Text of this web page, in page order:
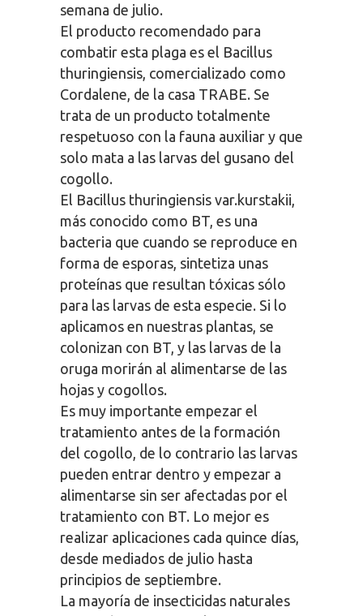
semana de julio.
El producto recomendado para
combatir esta plaga es el Bacillus
thuringiensis, comercializado como
Cordalene, de la casa TRABE. Se
trata de un producto totalmente
respetuoso con la fauna auxiliar y que
solo mata a las larvas del gusano del
cogollo.
El Bacillus thuringiensis var.kurstakii,
más conocido como BT, es una
bacteria que cuando se reproduce en
forma de esporas, sintetiza unas
proteínas que resultan tóxicas sólo
para las larvas de esta especie. Si lo
aplicamos en nuestras plantas, se
colonizan con BT, y las larvas de la
oruga morirán al alimentarse de las
hojas y cogollos.
Es muy importante empezar el
tratamiento antes de la formación
del cogollo, de lo contrario las larvas
pueden entrar dentro y empezar a
alimentarse sin ser afectadas por el
tratamiento con BT. Lo mejor es
realizar aplicaciones cada quince días,
desde mediados de julio hasta
principios de septiembre.
La mayoría de insecticidas naturales